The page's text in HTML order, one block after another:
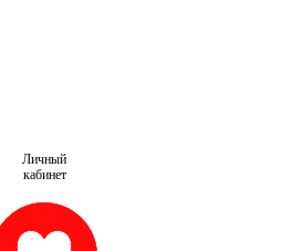
Личный
кабинет